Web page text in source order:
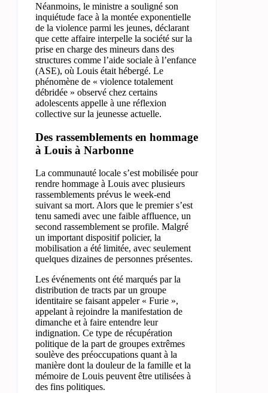
Néanmoins, le ministre a souligné son
inquiétude face à la montée exponentielle
de la violence parmi les jeunes, déclarant
que cette affaire interpelle la société sur la
prise en charge des mineurs dans des
structures comme l’aide sociale à l’enfance
(ASE), où Louis était hébergé. Le
phénomène de « violence totalement
débridée » observé chez certains
adolescents appelle à une réflexion
collective sur la jeunesse actuelle.
Des rassemblements en hommage
à Louis à Narbonne
La communauté locale s’est mobilisée pour
rendre hommage à Louis avec plusieurs
rassemblements prévus le week-end
suivant sa mort. Alors que le premier s’est
tenu samedi avec une faible affluence, un
second rassemblement se profile. Malgré
un important dispositif policier, la
mobilisation a été limitée, avec seulement
quelques dizaines de personnes présentes.
Les événements ont été marqués par la
distribution de tracts par un groupe
identitaire se faisant appeler « Furie »,
appelant à rejoindre la manifestation de
dimanche et à faire entendre leur
indignation. Ce type de récupération
politique de la part de groupes extrêmes
soulève des préoccupations quant à la
manière dont la douleur de la famille et la
mémoire de Louis peuvent être utilisées à
des fins politiques.